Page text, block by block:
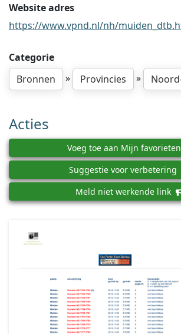
Website adres
https://www.vpnd.nl/nh/
Categorie
Bronnen
» Provincies »
Acties
Voeg toe aan Mijn
Suggestie voor verbetering
Meld niet werkende link